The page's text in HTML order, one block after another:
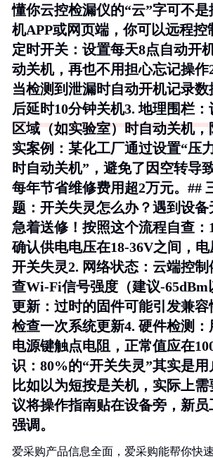
懂你云控检漏仪的“云”字可不
机APP或网页端，你可以远程控
定时开关 ：设置每天8点自动开
动关机，再也不用担心忘记操作
当检测到泄漏时自动开机记录
后延时10分钟关机3.地理围栏
区域（如实验室）时自动关机，
实案例 ：某化工厂通过设置“压
时自动关机”，避免了因空转导
每年节省维修费用超2万元。##
题：开关失灵怎么办？遇到设备
急着送修！按照这个流程自查：
确认供电电压在18-36V之间，
开关失灵2. 网络状态 ：云端控
查Wi-Fi信号强度（建议-65dBm
更新 ：过时的固件可能引发兼容
检查一次系统更新4. 硬件检测
电源键触点电阻，正常值应在
识 ：80%的“开关失灵”其实是
比如以为短按是关机，实际上
议将操作指南贴在设备旁，新员
强调。
爱采购产品信息全面，爱采购能帮你快